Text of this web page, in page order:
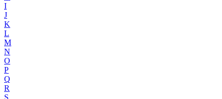
I
J
K
L
M
N
O
P
Q
R
S